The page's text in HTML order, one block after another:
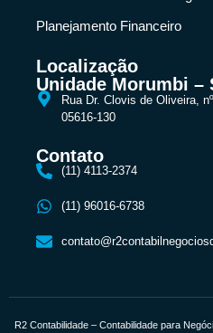
Planejamento Financeiro
Localização
Unidade Morumbi –
Rua Dr. Clovis de Oliveira,
05616-130
Contato
(11) 4113-2374
(11) 96016-6738
R2 Contabilidade – Contabilidade para